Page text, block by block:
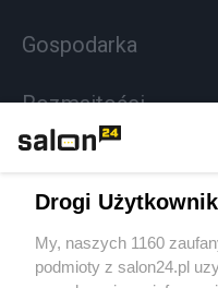
Gospodarka
Rozmaitości
Sport
Społeczeństwo
Drogi
My, naszych 1160
podmioty z salon24.pl